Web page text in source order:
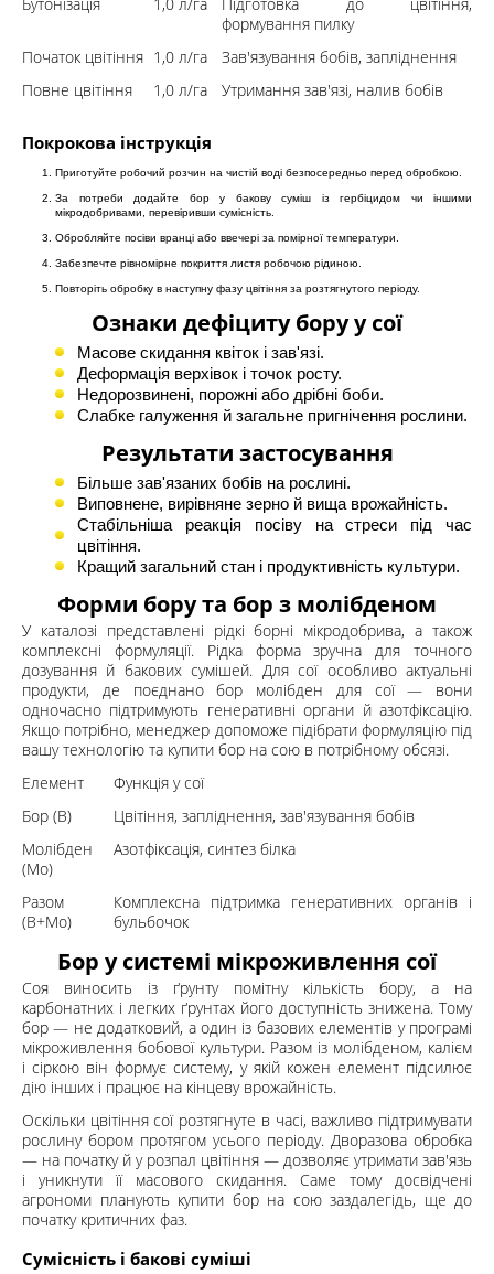
формування пилку
Початок цвітіння 1,0 л/га
Зав'язування бобів, запліднення
Повне цвітіння
1,0 л/га Утримання зав'язі, налив бобів
Покрокова інструкція
Приготуйте робочий розчин на чистій воді безпосередньо перед обробкою.
За потреби додайте бор у бакову суміш із гербіцидом чи іншими
мікродобривами, перевіривши сумісність.
Обробляйте посіви вранці або ввечері за помірної температури.
Забезпечте рівномірне покриття листя робочою рідиною.
Повторіть обробку в наступну фазу цвітіння за розтягнутого періоду.
Ознаки дефіциту бору у сої
Масове скидання квіток і зав'язі.
Деформація верхівок і точок росту.
Недорозвинені, порожні або дрібні боби.
Слабке галуження й загальне пригнічення рослини.
Результати застосування
Більше зав'язаних бобів на рослині.
Виповнене, вирівняне зерно й вища врожайність.
Стабільніша реакція посіву на стреси під час
цвітіння.
Кращий загальний стан і продуктивність культури.
Форми бору та бор з молібденом
У каталозі представлені рідкі борні мікродобрива, а також
комплексні формуляції. Рідка форма зручна для точного
дозування й бакових сумішей. Для сої особливо актуальні
продукти, де поєднано бор молібден для сої — вони
одночасно підтримують генеративні органи й азотфіксацію.
Якщо потрібно, менеджер допоможе підібрати формуляцію під
вашу технологію та купити бор на сою в потрібному обсязі.
Елемент
Функція у сої
Бор (B)
Цвітіння, запліднення, зав'язування бобів
Молібден
(Mo)
Азотфіксація, синтез білка
Разом
(B+Mo)
Комплексна підтримка генеративних органів і
бульбочок
Бор у системі мікроживлення сої
Соя виносить із ґрунту помітну кількість бору, а на
карбонатних і легких ґрунтах його доступність знижена. Тому
бор — не додатковий, а один із базових елементів у програмі
мікроживлення бобової культури. Разом із молібденом, калієм
і сіркою він формує систему, у якій кожен елемент підсилює
дію інших і працює на кінцеву врожайність.
Оскільки цвітіння сої розтягнуте в часі, важливо підтримувати
рослину бором протягом усього періоду. Дворазова обробка
— на початку й у розпал цвітіння — дозволяє утримати зав'язь
і уникнути її масового скидання. Саме тому досвідчені
агрономи планують купити бор на сою заздалегідь, ще до
початку критичних фаз.
Сумісність і бакові суміші